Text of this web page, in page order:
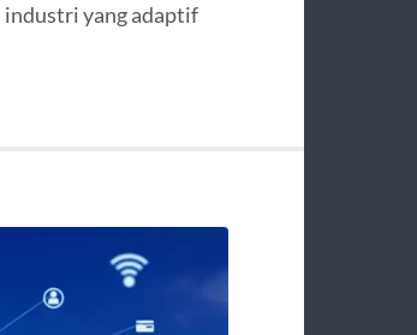
industri yang adaptif